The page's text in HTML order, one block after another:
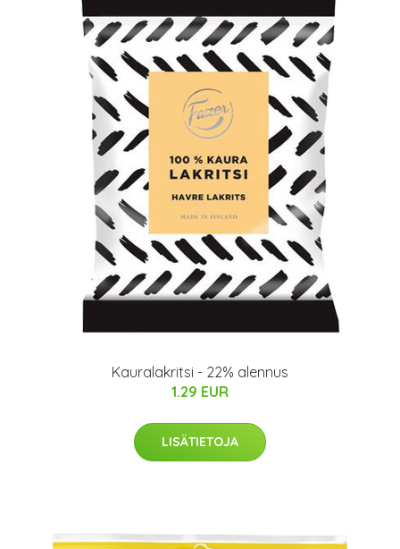
Kauralakritsi - 22% alennus
1.29 EUR
LISÄTIETOJA